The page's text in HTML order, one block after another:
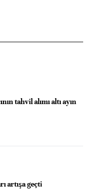
tahvil alımı altı ayın
artışa geçti